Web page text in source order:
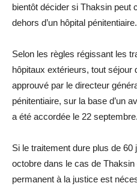
bientôt décider si Thaksin peut
dehors d’un hôpital pénitentiaire.
Selon les règles régissant les
hôpitaux extérieurs, tout séjour
approuvé par le directeur
pénitentiaire, sur la base d’un
a été accordée le 22 septembre.
Si le traitement dure plus de 60
octobre dans le cas de Thaksin
permanent à la justice est